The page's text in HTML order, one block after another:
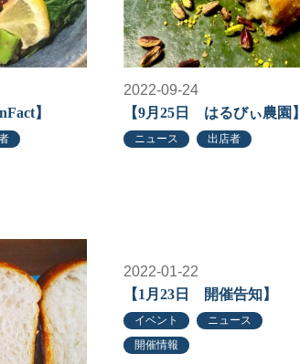
】
2022-09-24
【9月25日 はるびぃ農園】
ニュース 出店者
2022-01-22
【1月23日 開催告知】
イベント
ニュース
開催情報